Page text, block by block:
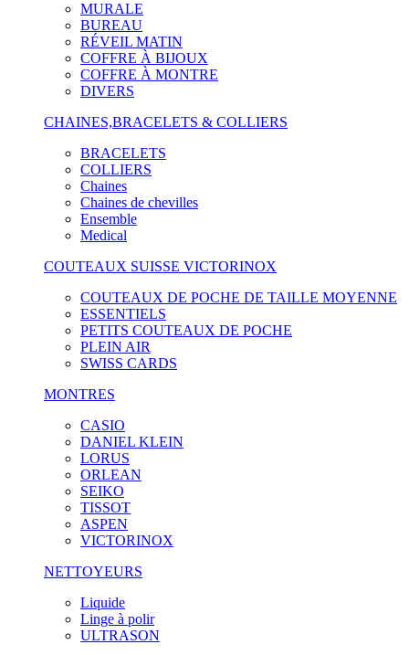
MURALE
BUREAU
RÉVEIL MATIN
COFFRE À BIJOUX
COFFRE À MONTRE
DIVERS
CHAINES,BRACELETS & COLLIERS
BRACELETS
COLLIERS
Chaines
Chaines de chevilles
Ensemble
Medical
COUTEAUX SUISSE VICTORINOX
COUTEAUX DE POCHE DE TAILLE MOYENNE
ESSENTIELS
PETITS COUTEAUX DE POCHE
PLEIN AIR
SWISS CARDS
MONTRES
CASIO
DANIEL KLEIN
LORUS
ORLEAN
SEIKO
TISSOT
ASPEN
VICTORINOX
NETTOYEURS
Liquide
Linge à polir
ULTRASON